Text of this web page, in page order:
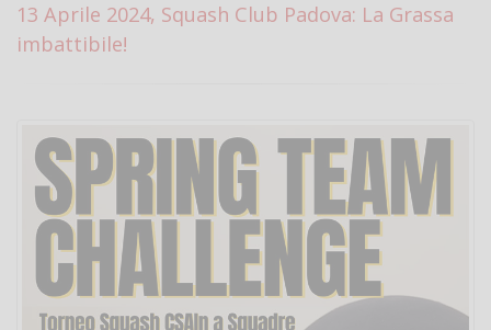
13 Aprile 2024, Squash Club Padova: La Grassa
imbattibile!